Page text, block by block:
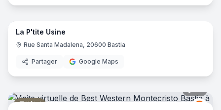
Magasin de décoration
13
La P'tite Usine
Rue Santa Madalena, 20600 Bastia
Partager Google Maps
Hôtel